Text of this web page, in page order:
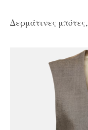
Δερμάτινες μπότες,